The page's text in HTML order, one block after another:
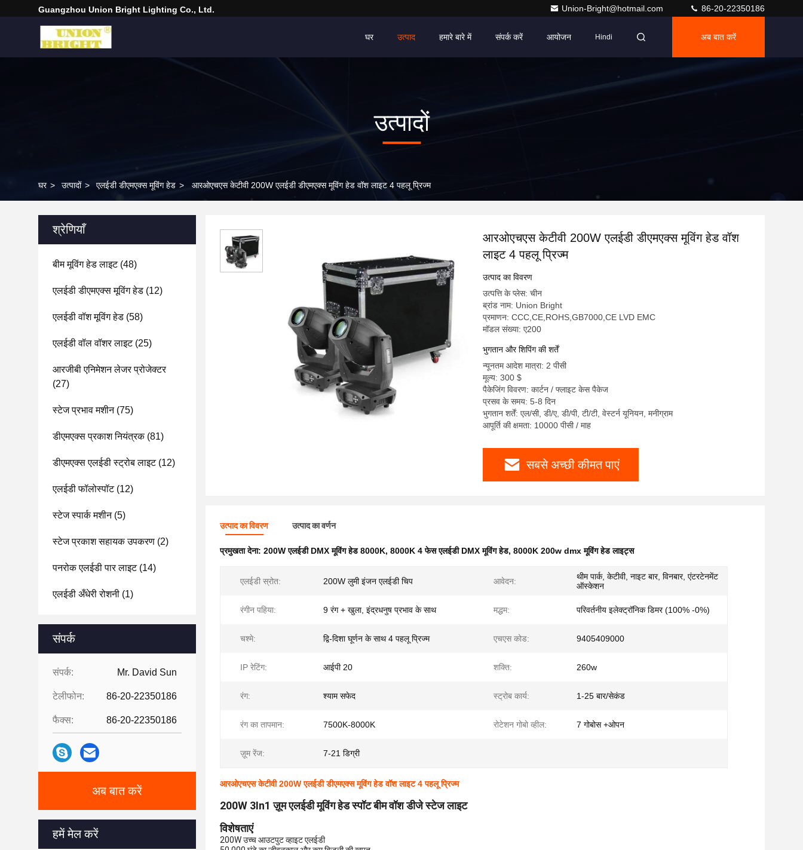
Guangzhou Union Bright Lighting Co., Ltd. Union-Bright@hotmail.com 86-20-22350186
घर उत्पाद हमारे बारे में संपर्क करें आयोजन Hindi अब बात करें
उत्पादों
घर > उत्पादों > एलईडी डीएमएक्स मूविंग हेड > आरओएचएस केटीवी 200W एलईडी डीएमएक्स मूविंग हेड वॉश लाइट 4 पहलू प्रिज्म
श्रेणियाँ
बीम मूविंग हेड लाइट(48)
एलईडी डीएमएक्स मूविंग हेड (12)
एलईडी वॉश मूविंग हेड (58)
एलईडी वॉल वॉशर लाइट(25)
आरजीबी एनिमेशन लेजर प्रोजेक्टर
(27)
स्टेज प्रभाव मशीन(75)
डीएमएक्स प्रकाश नियंत्रक(81)
डीएमएक्स एलईडी स्ट्रोब लाइट(12)
एलईडी फॉलोस्पॉट(12)
स्टेज स्पार्क मशीन(5)
स्टेज प्रकाश सहायक उपकरण (2)
पनरोक एलईडी पार लाइट(14)
एलईडी अँधेरी रोशनी (1)
संपर्क
संपर्क: Mr. David Sun
टेलीफोन: 86-20-22350186
फैक्स: 86-20-22350186
अब बात करें
हमें मेल करें
आरओएचएस केटीवी 200W एलईडी डीएमएक्स मूविंग हेड वॉश
लाइट 4 पहलू प्रिज्म
उत्पाद का विवरण
उत्पत्ति के प्लेस: चीन
ब्रांड नाम: Union Bright
प्रमाणन: CCC,CE,ROHS,GB7000,CE LVD EMC
मॉडल संख्या: ए200
भुगतान और शिपिंग की शर्तें
न्यूनतम आदेश मात्रा: 2 पीसी
मूल्य: 300 $
पैकेजिंग विवरण: कार्टन / फ्लाइट केस पैकेज
प्रसव के समय: 5-8 दिन
भुगतान शर्तें: एल/सी, डी/ए, डी/पी, टी/टी, वेस्टर्न यूनियन, मनीग्राम
आपूर्ति की क्षमता: 10000 पीसी / माह
सबसे अच्छी कीमत पाएं
उत्पाद का विवरण उत्पाद का वर्णन
प्रमुखता देना: 200W एलईडी DMX मूविंग हेड 8000K, 8000K 4 फेस एलईडी DMX मूविंग हेड, 8000K 200w dmx मूविंग हेड लाइट्स
एलईडी स्रोत: 200W लुमी इंजन एलईडी चिप आवेदन:
थीम पार्क, केटीवी, नाइट बार, विनबार, एंटरटेनमेंट
ऑस्केशन
रंगीन पहिया: 9 रंग + खुला, इंद्रधनुष प्रभाव के साथ मद्धम: परिवर्तनीय इलेक्ट्रॉनिक डिमर (100% -0%)
चश्मे: द्वि-दिशा घूर्णन के साथ 4 पहलू प्रिज्म एचएस कोड: 9405409000
IP रेटिंग: आईपी ​​20 शक्ति: 260w
रंग: श्याम सफेद स्ट्रोब कार्य: 1-25 बार/सेकंड
रंग का तापमान: 7500K-8000K रोटेशन गोबो व्हील: 7 गोबोस +ओपन
ज़ूम रेंज: 7-21 डिग्री
आरओएचएस केटीवी 200W एलईडी डीएमएक्स मूविंग हेड वॉश लाइट 4 पहलू प्रिज्म
200W 3In1 ज़ूम एलईडी मूविंग हेड स्पॉट बीम वॉश डीजे स्टेज लाइट
विशेषताएं
200W उच्च आउटपुट व्हाइट एलईडी